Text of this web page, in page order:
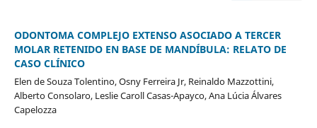
ODONTOMA COMPLEJO EXTENSO ASOCIADO A TERCER
MOLAR RETENIDO EN BASE DE MANDÍBULA: RELATO DE
CASO CLÍNICO
Elen de Souza Tolentino, Osny Ferreira Jr, Reinaldo Mazzottini,
Alberto Consolaro, Leslie Caroll Casas-Apayco, Ana Lúcia Álvares
Capelozza